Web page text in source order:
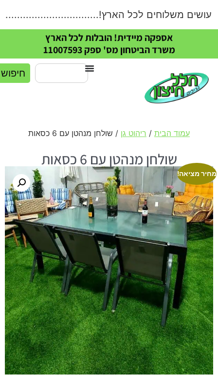
עושים משלוחים לכל
אספקה מיידית! הובלות לכל הארץ
משרד הביטחון מס' ספק 11007593
חיפוש
עמוד הבית/ריהוט גן/ שולחן מנהטן עם 6 כסאות
מציאה!
שולחן מנהטן עם 6 כסאות